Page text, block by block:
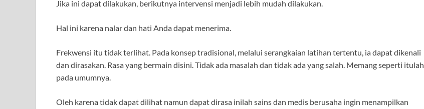
Jika ini dapat dilakukan, berikutnya intervensi menjadi lebih mudah dilakukan.
Hal ini karena nalar dan hati Anda dapat menerima.
Frekwensi itu tidak terlihat. Pada konsep tradisional, melalui serangkaian latihan tertentu, ia dapat dikenali
dan dirasakan. Rasa yang bermain disini. Tidak ada masalah dan tidak ada yang salah. Memang seperti itulah
pada umumnya.
Oleh karena tidak dapat dilihat namun dapat dirasa inilah sains dan medis berusaha ingin menampilkan